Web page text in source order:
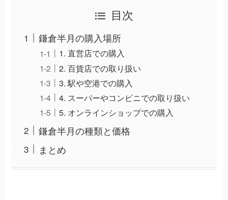
目次
鎌倉半月の購入場所
1. 直営店での購入
2. 百貨店での取り扱い
3. 駅や空港での購入
4. スーパーやコンビニでの取り扱い
5. オンラインショップでの購入
鎌倉半月の種類と価格
まとめ